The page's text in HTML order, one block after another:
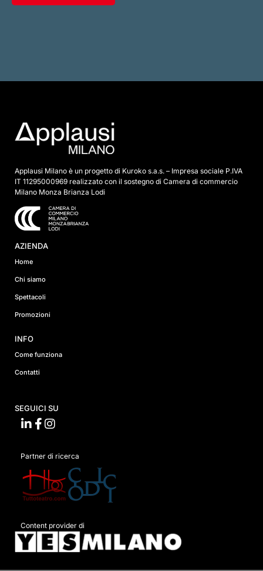
u
Applausi Milano è un progetto di Kuroko s.a.s. – Impresa sociale P.IVA
IT 11295000969 realizzato con il sostegno di Camera di commercio
Milano Monza Brianza Lodi
AZIENDA
Home
Chi siamo
Spettacoli
Promozioni
INFO
Come funziona
Contatti
SEGUICI SU
Partner di ricerca
Content provider di